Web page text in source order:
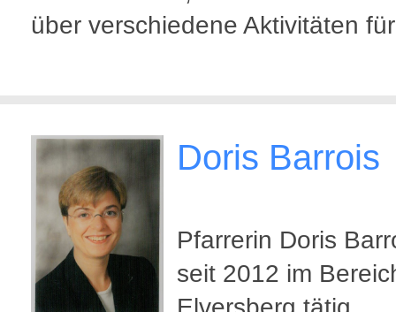
über verschiedene Aktivitäten
Doris Barrois
Pfarrerin Doris
seit 2012 im